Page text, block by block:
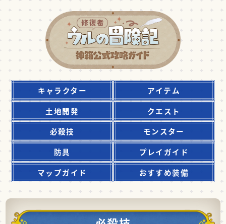
キャラクター
アイテム
土地開発
クエスト
必殺技
モンスター
防具
プレイガイド
マップガイド
おすすめ装備